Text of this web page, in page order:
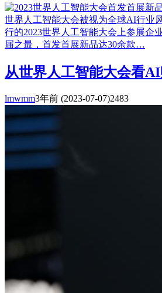
世界人工智能大会被视为全球AI行业
行的2023世界人工智能大会上参展企
届之最，首发首展新品达30余款…
从世界人工智能大会看
lmwmm3年前 (2023-07-07)2483